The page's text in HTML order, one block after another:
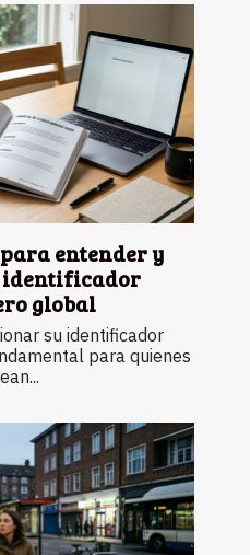
entender y
identificador
global
su identificador
para quienes